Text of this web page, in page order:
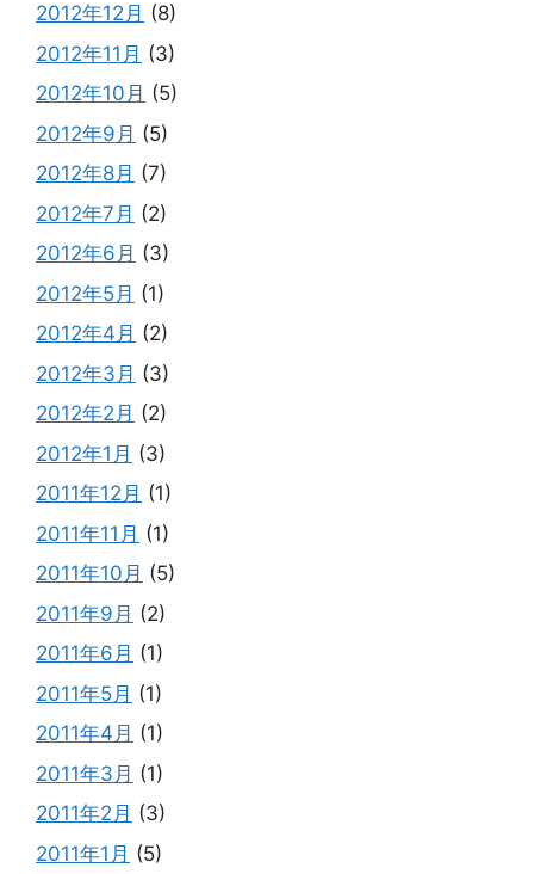
2012年12月 (8)
2012年11月 (3)
2012年10月 (5)
2012年9月 (5)
2012年8月 (7)
2012年7月 (2)
2012年6月 (3)
2012年5月 (1)
2012年4月 (2)
2012年3月 (3)
2012年2月 (2)
2012年1月 (3)
2011年12月 (1)
2011年11月 (1)
2011年10月 (5)
2011年9月 (2)
2011年6月 (1)
2011年5月 (1)
2011年4月 (1)
2011年3月 (1)
2011年2月 (3)
2011年1月 (5)